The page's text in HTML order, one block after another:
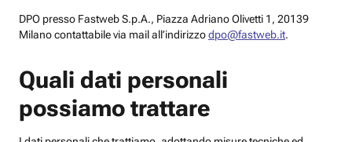
DPO presso Fastweb S.p.A., Piazza Adriano Olivetti 1, 20139
Milano contattabile via mail all’indirizzodpo@fastweb.it.
Quali dati personali
possiamo trattare